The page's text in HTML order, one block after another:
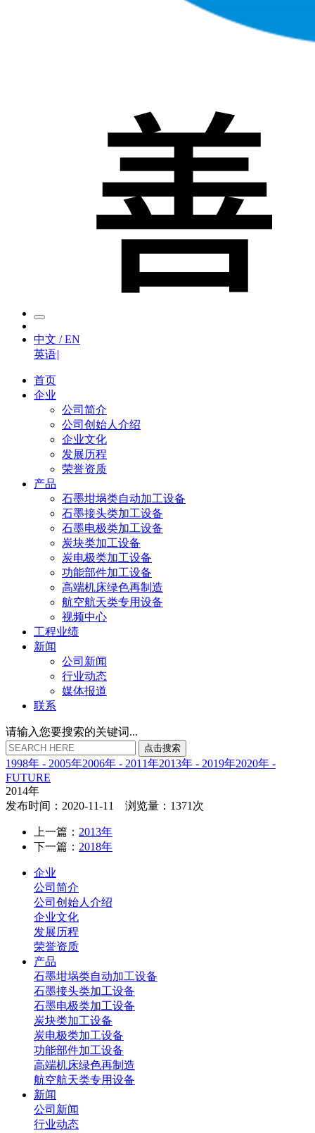
中文 / EN
英语|
首页
企业
公司简介
公司创始人介绍
企业文化
发展历程
荣誉资质
产品
石墨坩埚类自动加工设备
石墨接头类加工设备
石墨电极类加工设备
炭块类加工设备
炭电极类加工设备
功能部件加工设备
高端机床绿色再制造
航空航天类专用设备
视频中心
工程业绩
新闻
公司新闻
行业动态
媒体报道
联系
请输入您要搜索的关键词...
点击搜索
1998年 - 2005年2006年 - 2011年2013年 - 2019年2020年 -
FUTURE
2014年
发布时间：2020-11-11 浏览量：1371次
上一篇： 2013年
下一篇： 2018年
企业
公司简介
公司创始人介绍
企业文化
发展历程
荣誉资质
产品
石墨坩埚类自动加工设备
石墨接头类加工设备
石墨电极类加工设备
炭块类加工设备
炭电极类加工设备
功能部件加工设备
高端机床绿色再制造
航空航天类专用设备
新闻
公司新闻
行业动态